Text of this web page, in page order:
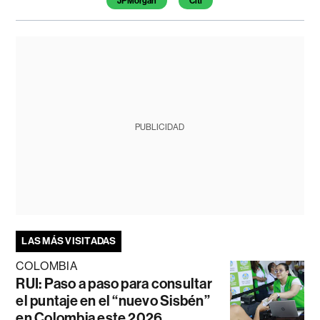
PUBLICIDAD
LAS MÁS VISITADAS
COLOMBIA
RUI: Paso a paso para consultar
el puntaje en el “nuevo Sisbén”